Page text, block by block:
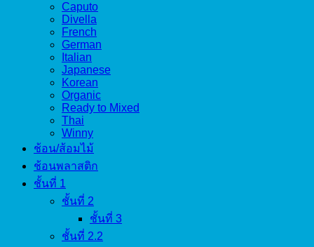
Caputo
Divella
French
German
Italian
Japanese
Korean
Organic
Ready to Mixed
Thai
Winny
ช้อน/ส้อมไม้
ช้อนพลาสติก
ชั้นที่ 1
ชั้นที่ 2
ชั้นที่ 3
ชั้นที่ 2.2